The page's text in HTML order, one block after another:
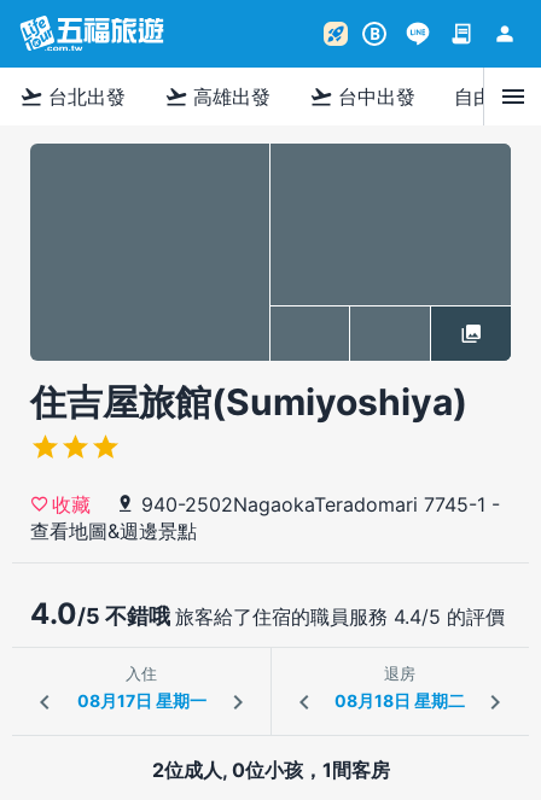
rocket_launch B contract person
flight_takeoff 台北出發 flight_takeoff 高雄出發 flight_takeoff 台中出發 自由行menu
住吉屋旅館(Sumiyoshiya)
收藏 940-2502NagaokaTeradomari 7745-1 -
查看地圖&週邊景點
4.0/5 不錯哦 旅客給了住宿的職員服務 4.4/5 的評價
入住 退房
2位成人, 0位小孩，1間客房